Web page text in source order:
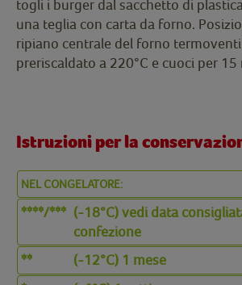
togli i burger dal sacchetto di
una teglia con carta da forno.
ripiano centrale del forno
preriscaldato a 220°C e cuoci per
Istruzioni per la
NEL CONGELATORE:
****/*** (-18°C) vedi data
confezione
**
(-12°C) 1 mese